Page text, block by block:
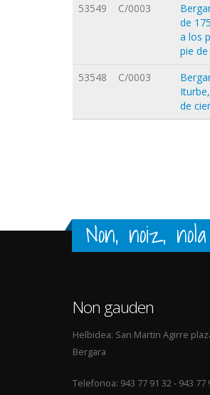
53549 C/0003
de
a los
pie
53548 C/0003
de
Non, noiz, nola
Non gauden
Helbidea: San Martin Agirre
Bergara
Telefonoa: 943 77 91 32 - 943 77